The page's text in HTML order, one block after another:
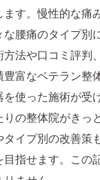
す。慢性的な痛
腰痛のタイプ別
法や口コミ評判
豊富なベテラン整
使った施術が受
の整体院がきっ
タイプ別の改善策
指せます。この